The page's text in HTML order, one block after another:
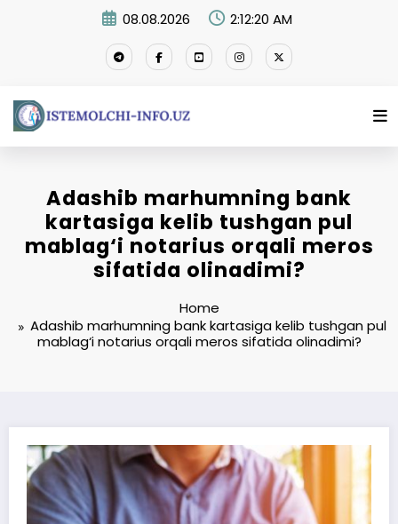
08.08.2026 2:12:21 AM
Adashib marhumning bank
kartasiga kelib tushgan pul
mablag‘i notarius orqali meros
sifatida olinadimi?
Home
Adashib marhumning bank kartasiga kelib tushgan pul
mablag‘i notarius orqali meros sifatida olinadimi?